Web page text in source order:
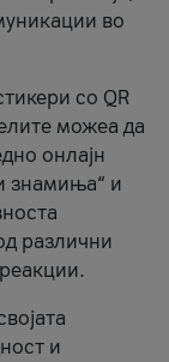
во
со QR
можеа да
онлајн
знамиња“ и
различни
и